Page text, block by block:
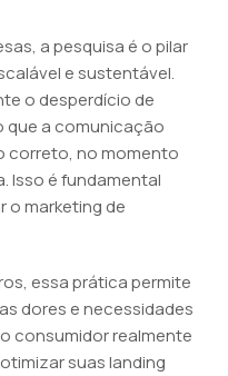
a pesquisa é o pilar
e sustentável.
o desperdício de
que a comunicação
correto, no momento
Isso é fundamental
o marketing de
essa prática permite
dores e necessidades
consumidor realmente
suas landing